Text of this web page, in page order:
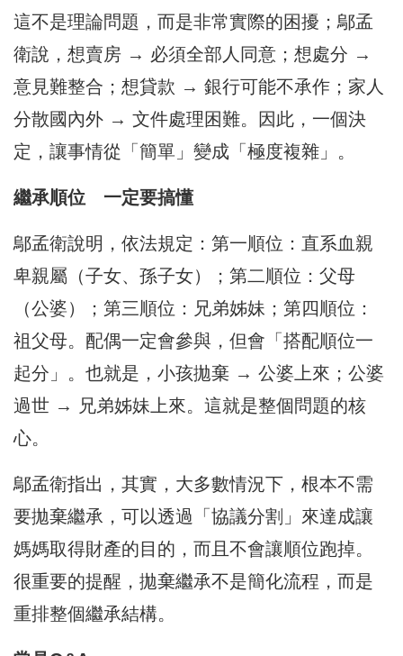
這不是理論問題，而是非常實際的困擾；鄔孟
衛說，想賣房 → 必須全部人同意；想處分 →
意見難整合；想貸款 → 銀行可能不承作；家人
分散國內外 → 文件處理困難。因此，一個決
定，讓事情從「簡單」變成「極度複雜」。
繼承順位 一定要搞懂
鄔孟衛說明，依法規定：第一順位：直系血親
卑親屬（子女、孫子女）；第二順位：父母
（公婆）；第三順位：兄弟姊妹；第四順位：
祖父母。配偶一定會參與，但會「搭配順位一
起分」。也就是，小孩拋棄 → 公婆上來；公婆
過世 → 兄弟姊妹上來。這就是整個問題的核
心。
鄔孟衛指出，其實，大多數情況下，根本不需
要拋棄繼承，可以透過「協議分割」來達成讓
媽媽取得財產的目的，而且不會讓順位跑掉。
很重要的提醒，拋棄繼承不是簡化流程，而是
重排整個繼承結構。